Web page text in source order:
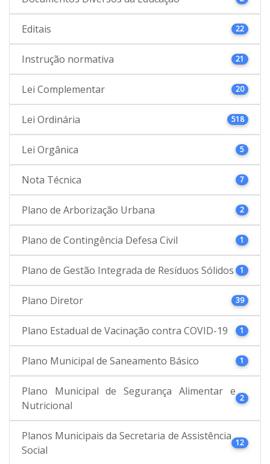
Editais 22
Instrução normativa 21
Lei Complementar 20
Lei Ordinária 518
Lei Orgânica 5
Nota Técnica 7
Plano de Arborização Urbana 2
Plano de Contingência Defesa Civil 1
Plano de Gestão Integrada de Resíduos Sólidos 1
Plano Diretor 39
Plano Estadual de Vacinação contra COVID-19 1
Plano Municipal de Saneamento Básico 1
Plano Municipal de Segurança Alimentar e
Nutricional
2
Planos Municipais da Secretaria de Assistência
Social
12